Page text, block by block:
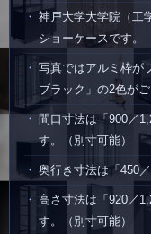
神戸大学大学院（工
ショーケースです。
写真ではアルミ枠が
ブラック」の2色がご
間口寸法は「900／
す。（別寸可能）
奥行き寸法は「450
高さ寸法は「920／
す。（別寸可能）